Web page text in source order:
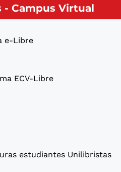
Campus Virtual
e-Libre
ECV-Libre
estudiantes Unilibristas